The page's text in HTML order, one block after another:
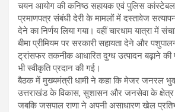
चयन आयोग की कनिष्ठ सहायक एवं पुलिस कांस्टेबल
प्रमाणपत्र संबंधी देरी के मामलों में दस्तावेज
देने का निर्णय लिया गया। वहीं चारधाम यात्रा में
बीमा प्रीमियम पर सरकारी सहायता देने और
ट्रांसफर तकनीक आधारित दुग्ध उत्पादन बढ़ाने की
भी स्वीकृति प्रदान की गई।
बैठक में मुख्यमंत्री धामी ने कहा कि मेजर जनरल
उत्तराखंड के विकास, सुशासन और जनसेवा के क्षेत्र
जबकि जसपाल राणा ने अपनी असाधारण खेल